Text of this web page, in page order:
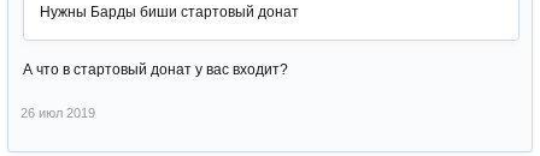
Нужны Барды биши стартовый донат
А что в стартовый донат у вас входит?
26 июл 2019